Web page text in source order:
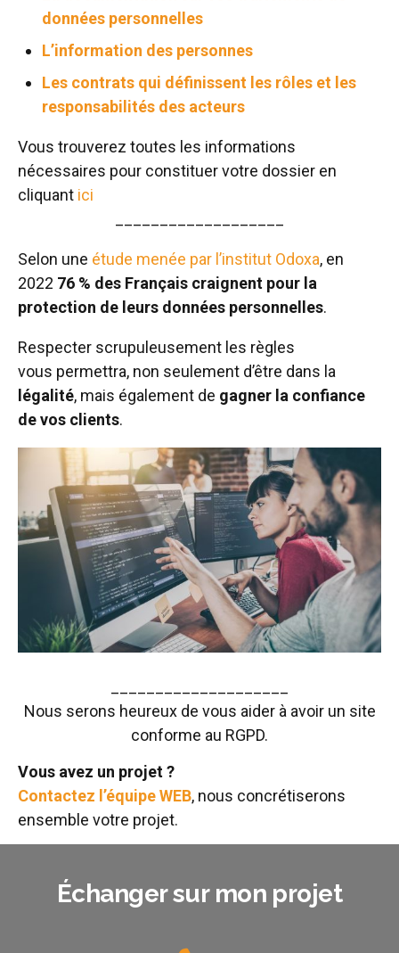
données personnelles
L’information des personnes
Les contrats qui définissent les rôles et les
responsabilités des acteurs
Vous trouverez toutes les informations
nécessaires pour constituer votre dossier en
cliquant ici
Selon une étude menée par l’institut Odoxa, en
2022 76 % des Français craignent pour la
protection de leurs données personnelles.
Respecter scrupuleusement les règles
vous permettra, non seulement d’être dans la
légalité, mais également de gagner la confiance
de vos clients.
Nous serons heureux de vous aider à avoir un site
conforme au RGPD.
Vous avez un projet ?
Contactez l’équipe WEB, nous concrétiserons
ensemble votre projet.
Échanger sur mon projet